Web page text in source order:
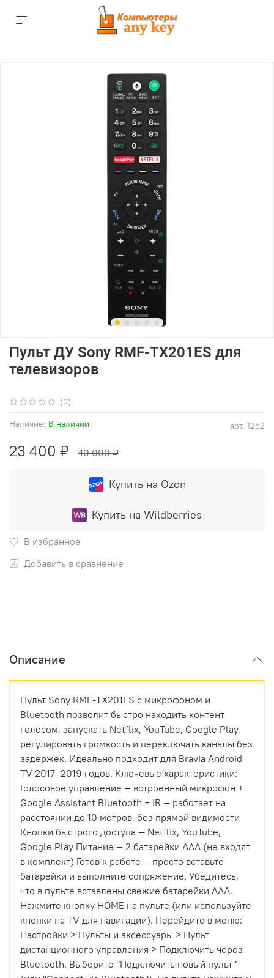
(0)
арт. 1252
Наличие: В наличии
Пульт ДУ Sony RMF-TX201ES для
телевизоров
23 400 ₽ 40 000 ₽
Купить на Ozon
Купить на Wildberries
В избранное
Добавить в сравнение
Описание
Пульт Sony RMF-TX201ES с микрофоном и
Bluetooth позволит быстро находить контент
голосом, запускать Netflix, YouTube, Google Play,
регулировать громкость и переключать каналы без
задержек. Идеально подходит для Bravia Android
TV 2017–2019 годов. Ключевые характеристики:
Голосовое управление — встроенный микрофон +
Google Assistant Bluetooth + IR — работает на
расстоянии до 10 метров, без прямой видимости
Кнопки быстрого доступа — Netflix, YouTube,
Google Play Питание — 2 батарейки AAA (не входят
в комплект) Готов к работе — просто вставьте
батарейки и выполните сопряжение. Убедитесь,
что в пульте вставлены свежие батарейки AAA.
Нажмите кнопку HOME на пульте (или используйте
кнопки на TV для навигации). Перейдите в меню:
Настройки > Пульты и аксессуары > Пульт
дистанционного управления > Подключить через
Bluetooth. Выберите "Подключить новый пульт"